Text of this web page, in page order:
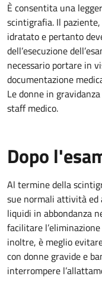
È consentita una
scintigrafia. Il
idratato e pertanto
dell’esecuzione
necessario portare in
documentazione
Le donne in
staff medico.
Dopo
Al termine della
sue normali attività ed
liquidi in abbondanza
facilitare
inoltre, è meglio
con donne gravide e
interrompere